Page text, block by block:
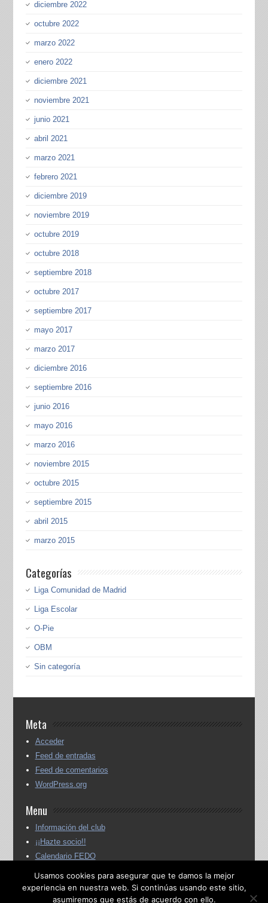
diciembre 2022
octubre 2022
marzo 2022
enero 2022
diciembre 2021
noviembre 2021
junio 2021
abril 2021
marzo 2021
febrero 2021
diciembre 2019
noviembre 2019
octubre 2019
octubre 2018
septiembre 2018
octubre 2017
septiembre 2017
mayo 2017
marzo 2017
diciembre 2016
septiembre 2016
junio 2016
mayo 2016
marzo 2016
noviembre 2015
octubre 2015
septiembre 2015
abril 2015
marzo 2015
Categorías
Liga Comunidad de Madrid
Liga Escolar
O-Pie
OBM
Sin categoría
Meta
Acceder
Feed de entradas
Feed de comentarios
WordPress.org
Menu
Información del club
¡¡Hazte socio!!
Calendario FEDO
Calendario FEMADO
Inscripciones carreras
Usamos cookies para asegurar que te damos la mejor
experiencia en nuestra web. Si continúas usando este sitio,
asumiremos que estás de acuerdo con ello.